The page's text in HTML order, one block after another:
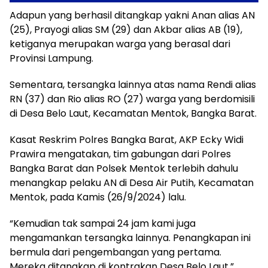
Adapun yang berhasil ditangkap yakni Anan alias AN
(25), Prayogi alias SM (29) dan Akbar alias AB (19),
ketiganya merupakan warga yang berasal dari
Provinsi Lampung.
Sementara, tersangka lainnya atas nama Rendi alias
RN (37) dan Rio alias RO (27) warga yang berdomisili
di Desa Belo Laut, Kecamatan Mentok, Bangka Barat.
Kasat Reskrim Polres Bangka Barat, AKP Ecky Widi
Prawira mengatakan, tim gabungan dari Polres
Bangka Barat dan Polsek Mentok terlebih dahulu
menangkap pelaku AN di Desa Air Putih, Kecamatan
Mentok, pada Kamis (26/9/2024) lalu.
“Kemudian tak sampai 24 jam kami juga
mengamankan tersangka lainnya. Penangkapan ini
bermula dari pengembangan yang pertama.